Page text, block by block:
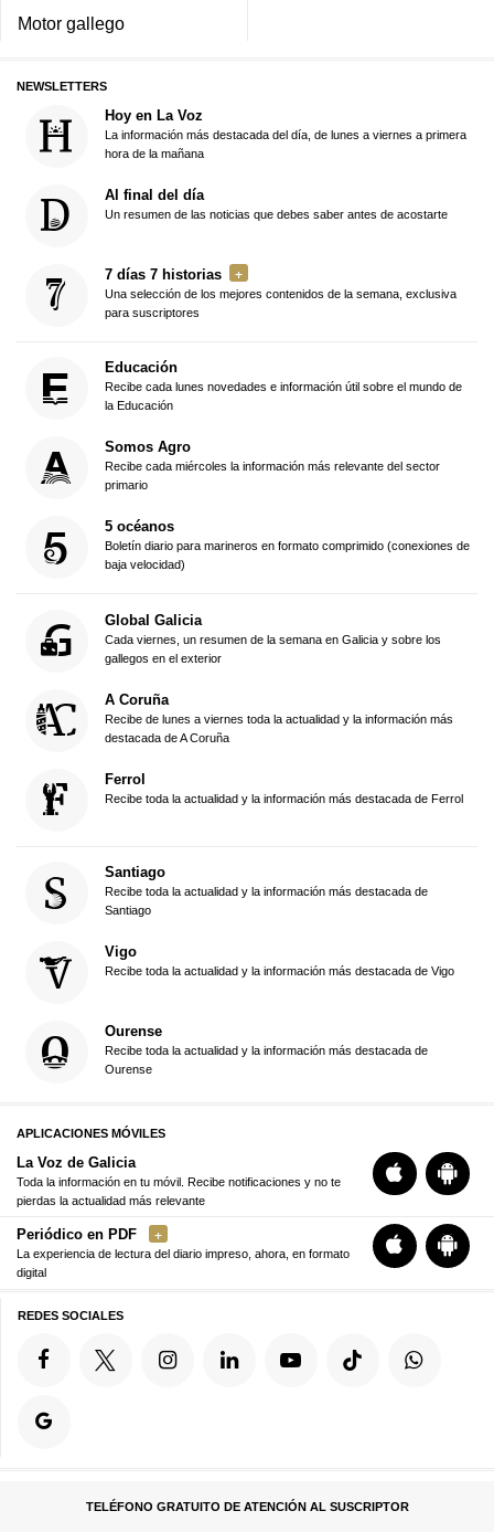
Motor gallego
NEWSLETTERS
Hoy en La Voz
La información más destacada del día, de lunes a viernes a primera
hora de la mañana
Al final del día
Un resumen de las noticias que debes saber antes de acostarte
7 días 7 historias
Una selección de los mejores contenidos de la semana, exclusiva
para suscriptores
Educación
Recibe cada lunes novedades e información útil sobre el mundo de
la Educación
Somos Agro
Recibe cada miércoles la información más relevante del sector
primario
5 océanos
Boletín diario para marineros en formato comprimido (conexiones de
baja velocidad)
Global Galicia
Cada viernes, un resumen de la semana en Galicia y sobre los
gallegos en el exterior
A Coruña
Recibe de lunes a viernes toda la actualidad y la información más
destacada de A Coruña
Ferrol
Recibe toda la actualidad y la información más destacada de Ferrol
Santiago
Recibe toda la actualidad y la información más destacada de
Santiago
Vigo
Recibe toda la actualidad y la información más destacada de Vigo
Ourense
Recibe toda la actualidad y la información más destacada de
Ourense
APLICACIONES MÓVILES
La Voz de Galicia
Toda la información en tu móvil. Recibe notificaciones y no te
pierdas la actualidad más relevante
Periódico en PDF
La experiencia de lectura del diario impreso, ahora, en formato
digital
REDES SOCIALES
TELÉFONO GRATUITO DE ATENCIÓN AL SUSCRIPTOR